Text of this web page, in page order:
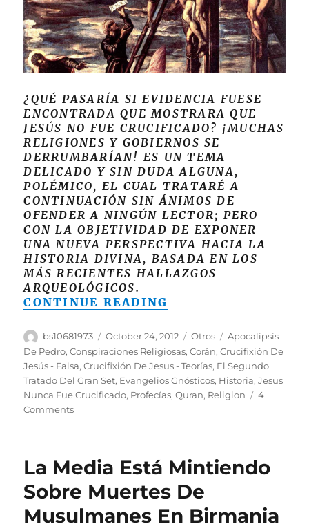
Cumplirse?
¿QUÉ PASARÍA SI EVIDENCIA FUESE
ENCONTRADA QUE MOSTRARA QUE
JESÚS NO FUE CRUCIFICADO? ¡MUCHAS
RELIGIONES Y GOBIERNOS SE
DERRUMBARÍAN! ES UN TEMA
DELICADO Y SIN DUDA ALGUNA,
POLÉMICO, EL CUAL TRATARÉ A
CONTINUACIÓN SIN ÁNIMOS DE
OFENDER A NINGÚN LECTOR; PERO
CON LA OBJETIVIDAD DE EXPONER
UNA NUEVA PERSPECTIVA HACIA LA
HISTORIA DIVINA, BASADA EN LOS
MÁS RECIENTES HALLAZGOS
ARQUEOLÓGICOS.
CONTINUE READING
Author
bs10681973
Posted
on
October 24, 2012 Categories
Otros Tags
Apocalipsis
De Pedro,Conspiraciones Religiosas,Corán,Crucifixión De
Jesús - Falsa,Crucifixión De Jesus - Teorías, El Segundo
Tratado Del Gran Set, Evangelios Gnósticos, Historia,Jesus
Nunca Fue Crucificado, Profecías,Quran, Religion
4
Commentson
Crucificado
Según
Varias
Fuentes
La Media Está Mintiendo
Sobre Muertes De
Musulmanes En Birmania